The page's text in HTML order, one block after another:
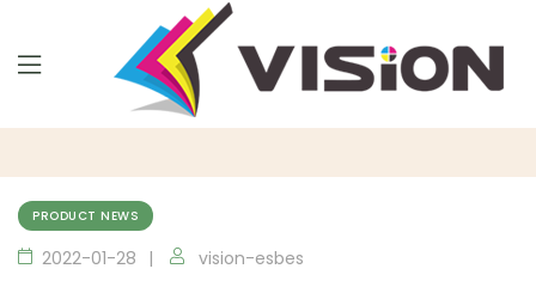
PRODUCT NEWS
2022-01-28 vision-esbes